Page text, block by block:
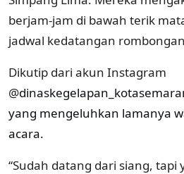
berjam-jam di bawah terik
jadwal kedatangan
Dikutip dari akun Instagram
@
yang mengeluhkan lamanya
acara.
“Sudah datang dari siang,